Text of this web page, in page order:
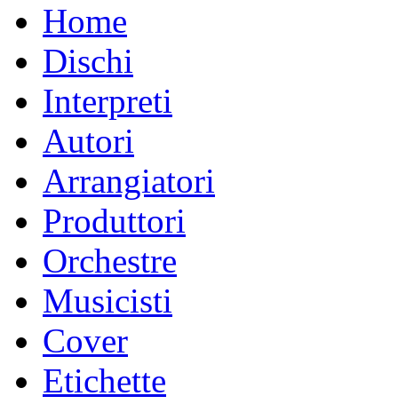
Home
Dischi
Interpreti
Autori
Arrangiatori
Produttori
Orchestre
Musicisti
Cover
Etichette